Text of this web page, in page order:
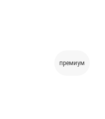
премиум